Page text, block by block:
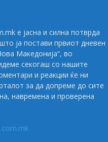
е јасна и силна потврда
ја постави првиот дневен
Македонија“, во
секогаш со нашите
и реакции ќе ни
за да допреме до сите
навремена и проверена